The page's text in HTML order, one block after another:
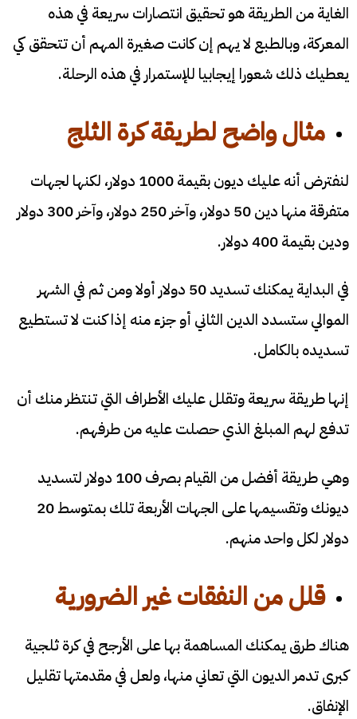
الغاية من الطريقة هو تحقيق انتصارات سريعة في هذه
المعركة، وبالطبع لا يهم إن كانت صغيرة المهم أن تتحقق كي
يعطيك ذلك شعورا إيجابيا للإستمرار في هذه الرحلة.
مثال واضح لطريقة كرة الثلج
لنفترض أنه عليك ديون بقيمة 1000 دولار، لكنها لجهات
متفرقة منها دين 50 دولار، وآخر 250 دولار، وآخر 300 دولار
ودين بقيمة 400 دولار.
في البداية يمكنك تسديد 50 دولار أولا ومن ثم في الشهر
الموالي ستسدد الدين الثاني أو جزء منه إذا كنت لا تستطيع
تسديده بالكامل.
إنها طريقة سريعة وتقلل عليك الأطراف التي تنتظر منك أن
تدفع لهم المبلغ الذي حصلت عليه من طرفهم.
وهي طريقة أفضل من القيام بصرف 100 دولار لتسديد
ديونك وتقسيمها على الجهات الأربعة تلك بمتوسط 20
دولار لكل واحد منهم.
قلل من النفقات غير الضرورية
هناك طرق يمكنك المساهمة بها على الأرجح في كرة ثلجية
كبرى تدمر الديون التي تعاني منها، ولعل في مقدمتها تقليل
الإنفاق.